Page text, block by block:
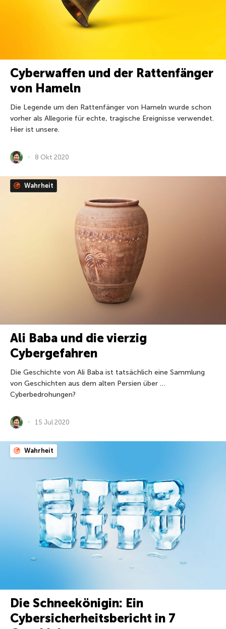
Cyberwaffen und der Rattenfänger
von Hameln
Die Legende um den Rattenfänger von Hameln wurde schon
vorher als Allegorie für echte, tragische Ereignisse verwendet.
Hier ist unsere.
8 Okt 2020
Wahrheit
Ali Baba und die vierzig
Cybergefahren
Die Geschichte von Ali Baba ist tatsächlich eine Sammlung
von Geschichten aus dem alten Persien über …
Cyberbedrohungen?
15 Jul 2020
Wahrheit
Die Schneekönigin: Ein
Cybersicherheitsbericht in 7